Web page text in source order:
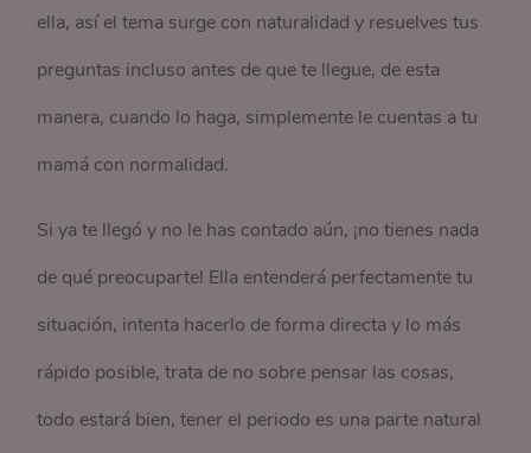
ella, así el tema surge con naturalidad y resuelves tus
preguntas incluso antes de que te llegue, de esta
manera, cuando lo haga, simplemente le cuentas a tu
mamá con normalidad.
Si ya te llegó y no le has contado aún, ¡no tienes nada
de qué preocuparte! Ella entenderá perfectamente tu
situación, intenta hacerlo de forma directa y lo más
rápido posible, trata de no sobre pensar las cosas,
todo estará bien, tener el periodo es una parte natural